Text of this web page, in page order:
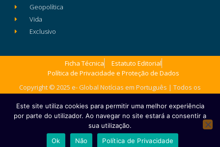
Geopolítica
Vida
Exclusivo
Copyright © 2025 e- Global Notícias em Português | Todos os
direitos reservados
Ficha Técnica
Estatuto Editorial
Política de Privacidade e Proteção de Dados
Este site utiliza cookies para permitir uma melhor experiência
por parte do utilizador. Ao navegar no site estará a consentir a
sua utilização.
Ok
Não Política de Privacidade